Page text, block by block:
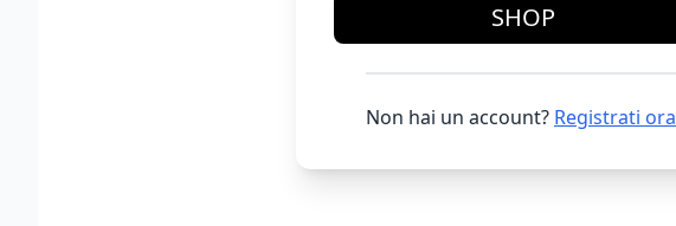
SHOP
Non hai un account? Registrati ora